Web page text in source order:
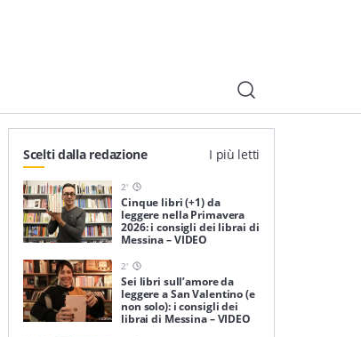
Scelti dalla redazione I più letti
2'
Cinque libri (+1) da
leggere nella Primavera
2026: i consigli dei librai di
Messina – VIDEO
2'
Sei libri sull’amore da
leggere a San Valentino (e
non solo): i consigli dei
librai di Messina – VIDEO